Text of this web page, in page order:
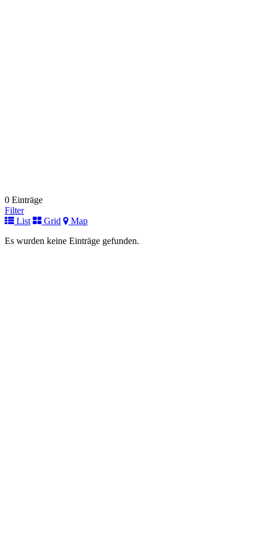
0 Einträge
Filter
List
Grid
Map
Es wurden keine Einträge gefunden.